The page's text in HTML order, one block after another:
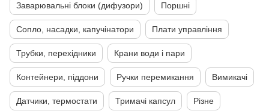
Заварювальні блоки (дифузори) Поршні
Сопло, насадки, капучінатори Плати управління
Трубки, перехідники Крани води і пари
Контейнери, піддони Ручки перемикання Вимикачі
Датчики, термостати Тримачі капсул Різне